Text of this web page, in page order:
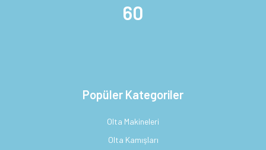
60
Popüler Kategoriler
Olta Makineleri
Olta Kamışları